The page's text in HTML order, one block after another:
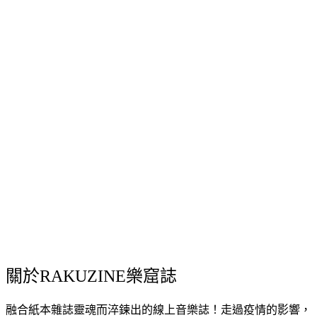
關於RAKUZINE樂窟誌
融合紙本雜誌靈魂而淬鍊出的線上音樂誌！走過疫情的影響，